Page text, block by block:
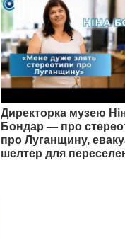
Директорка музею
Бондар — про
про Луганщину,
шелтер для